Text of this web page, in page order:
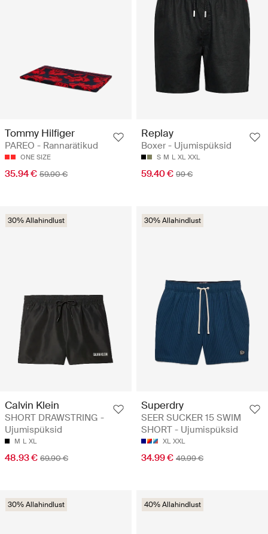
Tommy Hilfiger
PAREO - Rannarätikud
ONE SIZE
35.94 € 59.90 €
Replay
Boxer - Ujumispüksid
S M L XL XXL
59.40 € 99 €
30% Allahindlust
Calvin Klein
SHORT DRAWSTRING -
Ujumispüksid
M L XL
48.93 € 69.90 €
30% Allahindlust
Superdry
SEER SUCKER 15 SWIM
SHORT - Ujumispüksid
XL XXL
34.99 € 49.99 €
30% Allahindlust 40% Allahindlust